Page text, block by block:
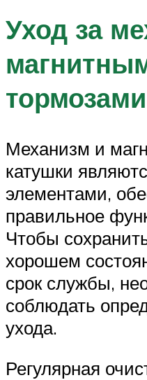
Уход за
Механизм и
катушки
элементами,
правильное
Чтобы
хорошем
срок службы,
соблюдать
ухода.
Регулярная